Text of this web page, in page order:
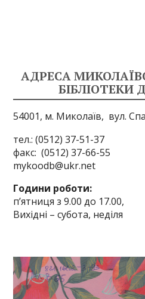
АДРЕСА
БІБЛІОТЕКИ
54001, м. Миколаїв, вул.
тел.: (0512) 37-51-37
факс: (0512) 37-
mykoodb@ukr.net
Години
п’ятниця з 9.00 до 17.00,
Вихідні – субота, неділя